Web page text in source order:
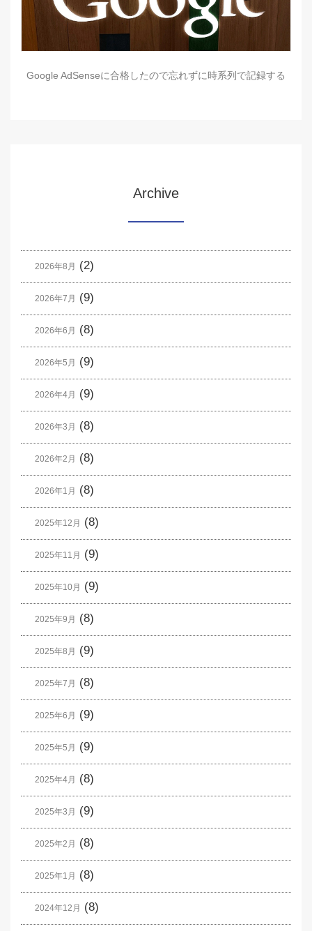
Google AdSenseに合格したので忘れずに時系列で記録する
Archive
2026年8月 (2)
2026年7月 (9)
2026年6月 (8)
2026年5月 (9)
2026年4月 (9)
2026年3月 (8)
2026年2月 (8)
2026年1月 (8)
2025年12月 (8)
2025年11月 (9)
2025年10月 (9)
2025年9月 (8)
2025年8月 (9)
2025年7月 (8)
2025年6月 (9)
2025年5月 (9)
2025年4月 (8)
2025年3月 (9)
2025年2月 (8)
2025年1月 (8)
2024年12月 (8)